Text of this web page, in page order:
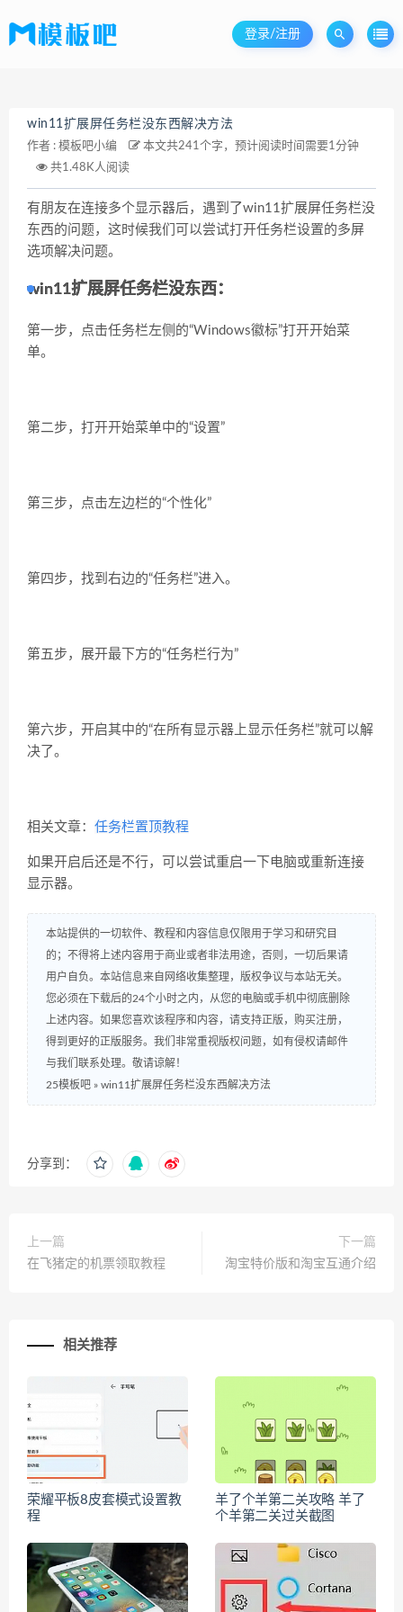
登录/注册
win11扩展屏任务栏没东西解决方法
作者 : 模板吧小编
本文共241个字，预计阅读时间需要1分钟
共1.48K人阅读
有朋友在连接多个显示器后，遇到了win11扩展屏任务栏没
东西的问题，这时候我们可以尝试打开任务栏设置的多屏
选项解决问题。
win11扩展屏任务栏没东西：
第一步，点击任务栏左侧的“Windows徽标”打开开始菜
单。
第二步，打开开始菜单中的“设置”
第三步，点击左边栏的“个性化”
第四步，找到右边的“任务栏”进入。
第五步，展开最下方的“任务栏行为”
第六步，开启其中的“在所有显示器上显示任务栏”就可以解
决了。
相关文章： 任务栏置顶教程
如果开启后还是不行，可以尝试重启一下电脑或重新连接
显示器。
本站提供的一切软件、教程和内容信息仅限用于学习和研究目
的；不得将上述内容用于商业或者非法用途，否则，一切后果请
用户自负。本站信息来自网络收集整理，版权争议与本站无关。
您必须在下载后的24个小时之内，从您的电脑或手机中彻底删除
上述内容。如果您喜欢该程序和内容，请支持正版，购买注册，
得到更好的正版服务。我们非常重视版权问题，如有侵权请邮件
与我们联系处理。敬请谅解！
25模板吧 » win11扩展屏任务栏没东西解决方法
分享到：
上一篇
在飞猪定的机票领取教程
下一篇
淘宝特价版和淘宝互通介绍
相关推荐
荣耀平板8皮套模式设置教
程
羊了个羊第二关攻略 羊了
个羊第二关过关截图